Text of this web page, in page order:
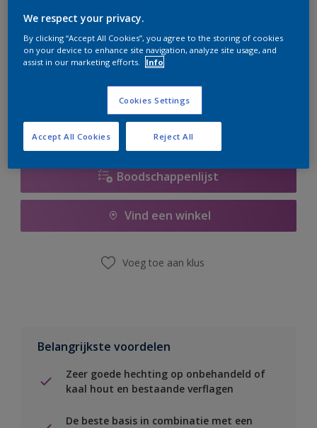
Op dit moment is het niet mogelijk dit product online
te bestellen. Houd de website in de gaten, we werken
er hard aan om de voorraad aan te vullen.
Boodschappenlijst
Vind een winkel
Voeg toe aan klus
Belangrijkste voordelen
Zeer goede hechting op onbehandeld of
kaal hout en bestaande verflagen
De beste basis in combinatie met een
We respect your privacy.
By clicking “Accept All Cookies”, you agree to the storing of cookies
on your device to enhance site navigation, analyze site usage, and
assist in our marketing efforts.
Info
Cookies Settings
Reject All
Accept All Cookies